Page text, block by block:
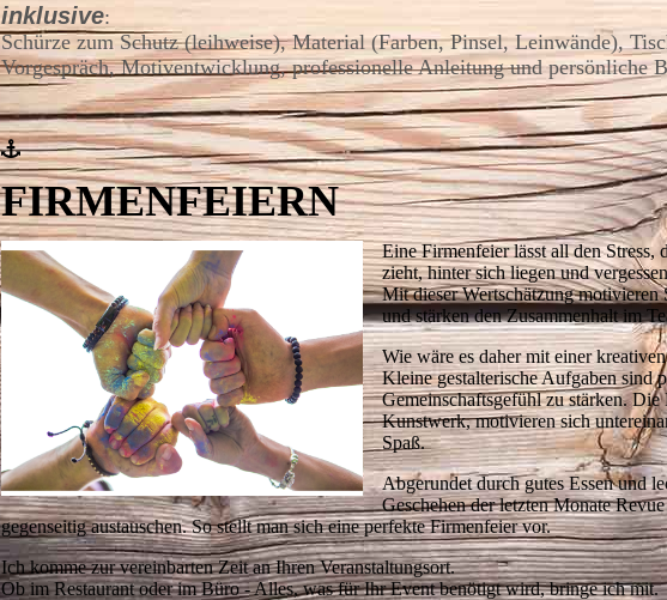
inklusive:
Schürze zum Schutz (leihweise), Material (Farben, Pinsel, Leinwände),
Vorgespräch, Motiventwicklung, professionelle Anleitung und persönliche
FIRMENFEIERN
Eine Firmenfeier lässt all den Stress,
zieht, hinter sich liegen und
Mit dieser Wertschätzung motivieren
und stärken den Zusammenhalt im
Wie wäre es daher mit einer
Kleine gestalterische Aufgaben sind
Gemeinschaftsgefühl zu stärken.
Kunstwerk, motivieren sich
Spaß.
Abgerundet durch gutes Essen und
Geschehen der letzten Monate
gegenseitig austauschen. So stellt man sich eine perfekte Firmenfeier vor.
Ich komme zur vereinbarten Zeit an Ihren Veranstaltungsort.
Ob im Restaurant oder im Büro - Alles, was für Ihr Event benötigt wird, bringe ich mit.